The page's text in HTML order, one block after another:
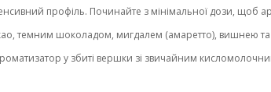
профіль. Починайте з мінімальної дози, щоб
темним шоколадом, мигдалем (амаретто), вишнею та
у збиті вершки зі звичайним